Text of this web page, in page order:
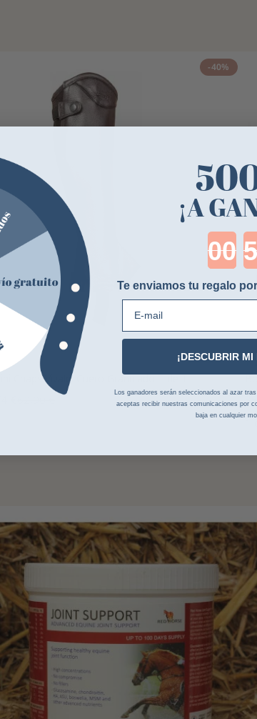
-40%
Chaps Vivaldi Cuero Granulado T de T
T
¡A
Te enviamos tu regalo
¡DESCUBRIR
Los ganadores serán seleccionados al azar
aceptas recibir nuestras comunicaciones por
baja en cualquier